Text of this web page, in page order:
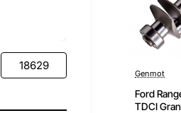
Genmot
Ford
TDCI